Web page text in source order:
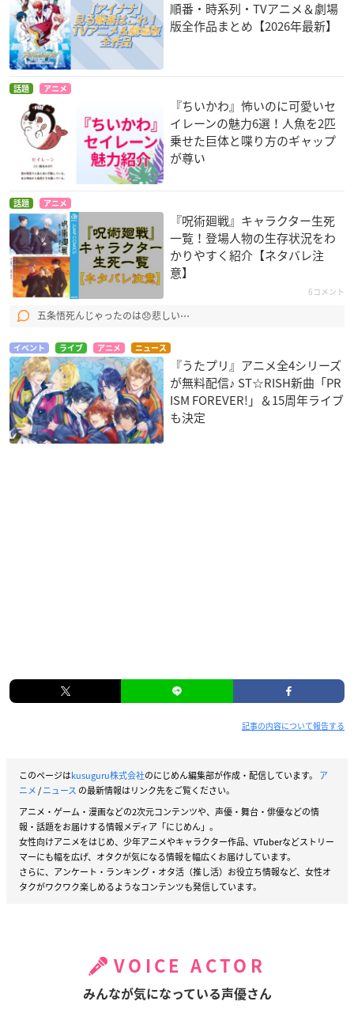
順番・時系列・TVアニメ＆劇場
版全作品まとめ【2026年最新】
話題 アニメ
『ちいかわ』怖いのに可愛いセ
イレーンの魅力6選！人魚を2匹
乗せた巨体と喋り方のギャップ
が尊い
話題 アニメ
『呪術廻戦』キャラクター生死
一覧！登場人物の生存状況をわ
かりやすく紹介【ネタバレ注
意】
6コメント
五条悟死んじゃったのは😞悲しい⋯
イベント ライブ アニメ ニュース
『うたプリ』アニメ全4シリーズ
が無料配信♪ ST☆RISH新曲「PR
ISM FOREVER!」＆15周年ライブ
も決定
記事の内容について報告する
このページはkusuguru株式会社のにじめん編集部が作成・配信しています。 ア
ニメ/ニュース の最新情報はリンク先をご覧ください。
アニメ・ゲーム・漫画などの2次元コンテンツや、声優・舞台・俳優などの情
報・話題をお届けする情報メディア「にじめん」。
女性向けアニメをはじめ、少年アニメやキャラクター作品、VTuberなどストリー
マーにも幅を広げ、オタクが気になる情報を幅広くお届けしています。
さらに、アンケート・ランキング・オタ活（推し活）お役立ち情報など、女性オ
タクがワクワク楽しめるようなコンテンツも発信しています。
VOICE ACTOR
みんなが気になっている声優さん